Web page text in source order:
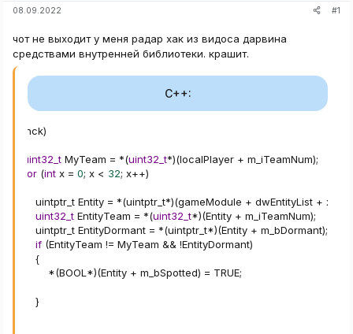
08.09.2022 #1
чот не выходит у меня радар хак из видоса дарвина
средствами внутренней библиотеки. крашит.
C++:
)
uint32_t MyTeam = *(uint32_t*)(localPlayer + m_iTeamNum);
for (int x = 0; x < 32; x++)
uintptr_t Entity
= *(uintptr_t*)(gameModule + dwEntityList + x
uint32_t EntityTeam = *(uint32_t*)(Entity + m_iTeamNum);
uintptr_t EntityDormant
= *(uintptr_t*)(Entity + m_bDormant);
if (EntityTeam != MyTeam && !EntityDormant)
{
*(BOOL*)(Entity + m_bSpotted) = TRUE;
}